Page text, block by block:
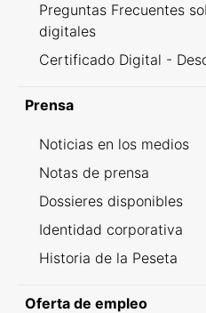
Preguntas Frecuentes
digitales
Certificado Digital -
Prensa
Noticias en los medios
Notas de prensa
Dossieres disponibles
Identidad corporativa
Historia de la Peseta
Oferta de empleo